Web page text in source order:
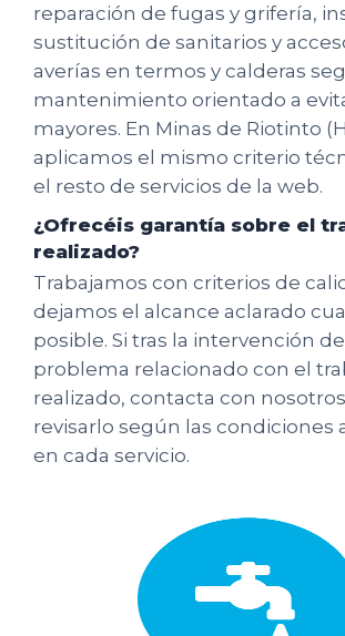
reparación de fugas y grifería,
sustitución de sanitarios y
averías en termos y calderas
mantenimiento orientado a
mayores. En Minas de Riotinto
aplicamos el mismo criterio
el resto de servicios de la web.
¿Ofrecéis garantía sobre el
realizado?
Trabajamos con criterios de
dejamos el alcance aclarado
posible. Si tras la intervención
problema relacionado con el
realizado, contacta con
revisarlo según las condiciones
en cada servicio.